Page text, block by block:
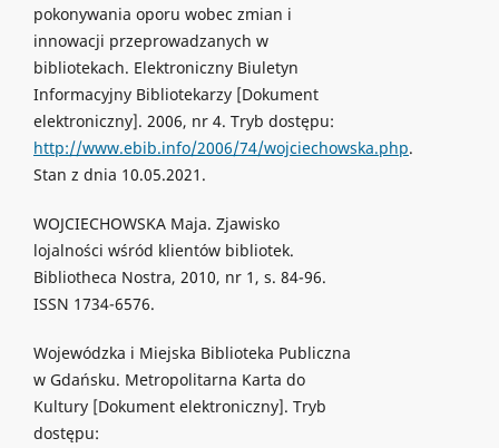
pokonywania oporu wobec zmian i
innowacji przeprowadzanych w
bibliotekach. Elektroniczny Biuletyn
Informacyjny Bibliotekarzy [Dokument
elektroniczny]. 2006, nr 4. Tryb dostępu:
http://www.ebib.info/2006/74/wojciechowska.php.
Stan z dnia 10.05.2021.
WOJCIECHOWSKA Maja. Zjawisko
lojalności wśród klientów bibliotek.
Bibliotheca Nostra, 2010, nr 1, s. 84-96.
ISSN 1734-6576.
Wojewódzka i Miejska Biblioteka Publiczna
w Gdańsku. Metropolitarna Karta do
Kultury [Dokument elektroniczny]. Tryb
dostępu: